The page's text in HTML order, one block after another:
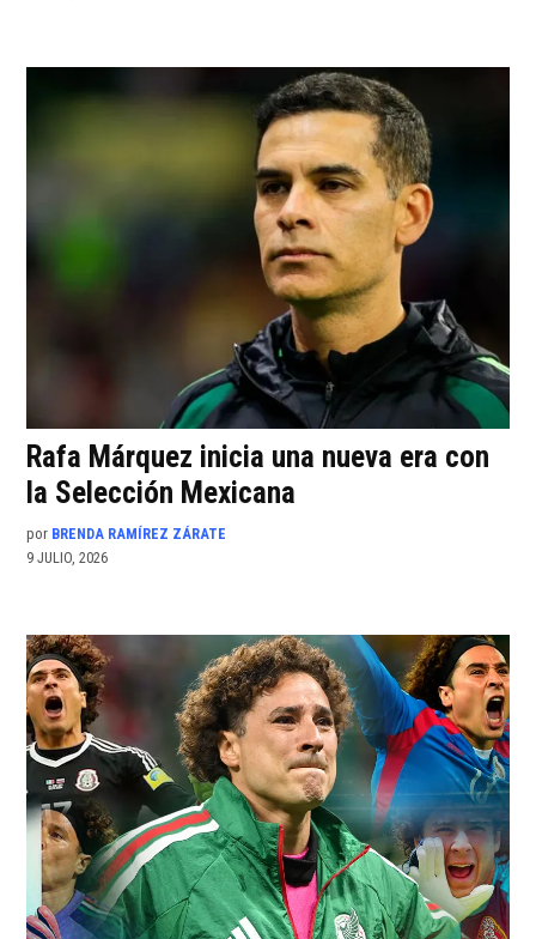
Rafa Márquez inicia una nueva era con
la Selección Mexicana
por BRENDA RAMÍREZ ZÁRATE
9 JULIO, 2026